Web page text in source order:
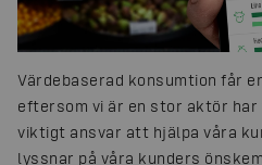
Värdebaserad konsumtion får
eftersom vi är en stor aktör
viktigt ansvar att hjälpa våra
lyssnar på våra kunders